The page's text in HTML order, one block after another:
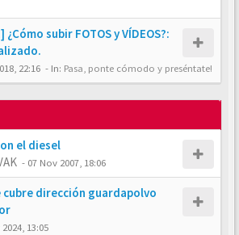
¿Cómo subir FOTOS y VÍDEOS?:
22:16 - In: Pasa, ponte cómodo y preséntate!
el diesel
- 07 Nov 2007, 18:06
cubre dirección guardapolvo
13:05